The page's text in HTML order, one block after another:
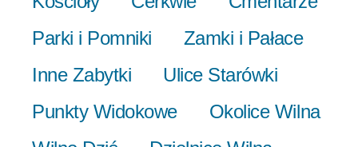
Parki i Pomniki
Zamki i Pałace
Inne Zabytki
Ulice Starówki
Punkty Widokowe
Okolice Wilna